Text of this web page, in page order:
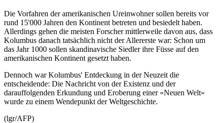
Die Vorfahren der amerikanischen Ureinwohner sollen bereits vor
rund 15'000 Jahren den Kontinent betreten und besiedelt haben.
Allerdings gehen die meisten Forscher mittlerweile davon aus, dass
Kolumbus danach tatsächlich nicht der Allererste war: Schon um
das Jahr 1000 sollen skandinavische Siedler ihre Füsse auf den
amerikanischen Kontinent gesetzt haben.
Dennoch war Kolumbus' Entdeckung in der Neuzeit die
entscheidende: Die Nachricht von der Existenz und der
darauffolgenden Erkundung und Eroberung einer «Neuen Welt»
wurde zu einem Wendepunkt der Weltgeschichte.
(lgr/AFP)